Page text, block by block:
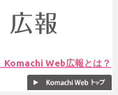
Komachi Web広報とは？